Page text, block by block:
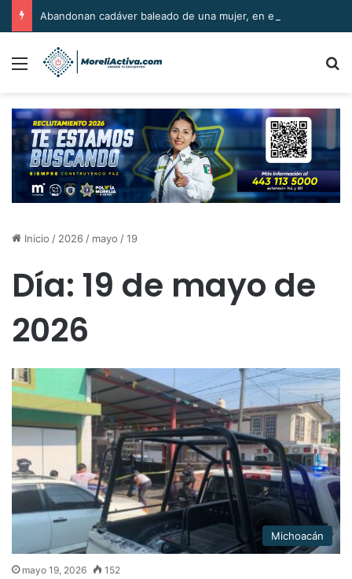
Menú
Inicio / 2026 / mayo /19
Día: 19 de mayo de
2026
Michoacán
mayo 19, 2026 152